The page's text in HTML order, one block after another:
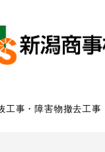
工事・障害物撤去工事